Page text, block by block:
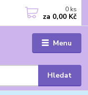
Menu
Hledat
0 ks
za 0,00 Kč